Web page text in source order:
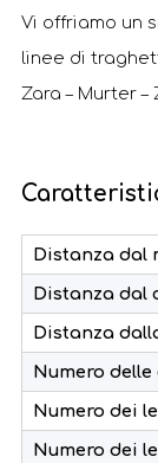
Vi offriamo un
linee di
Zara – Murter –
Distanza dal
Distanza dal
Distanza
Numero delle
Numero dei
Numero dei